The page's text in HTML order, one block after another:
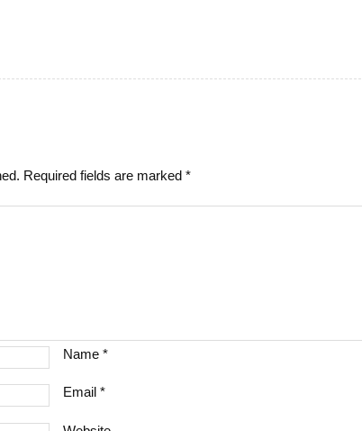
Required fields are marked*
Name*
Email*